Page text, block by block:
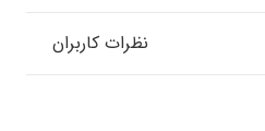
نظرات کاربران